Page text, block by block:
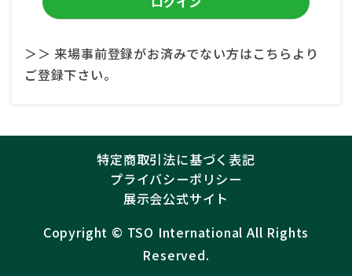
＞＞ 来場事前登録がお済みでない方はこちらより
ご登録下さい。
特定商取引法に基づく表記
プライバシーポリシー
展示会公式サイト
Copyright ©︎ TSO International All Rights
Reserved.